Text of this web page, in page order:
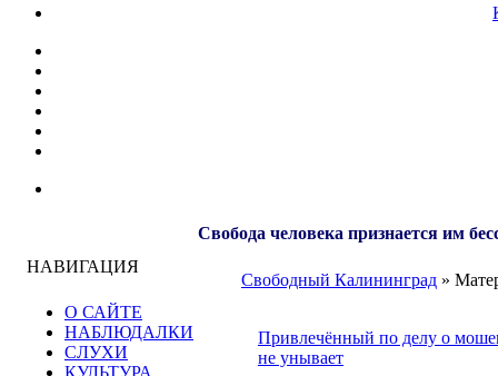
Свобода человека признается им
НАВИГАЦИЯ
О САЙТЕ
НАБЛЮДАЛКИ
СЛУХИ
КУЛЬТУРА
Свободный Калининград »
Привлечённый по делу о
не унывает